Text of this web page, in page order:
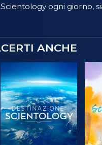
ogni giorno,
ANCHE